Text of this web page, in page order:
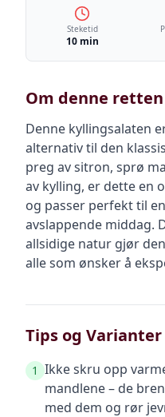
Steketid
10 min
Om denne retten
Denne kyllingsalaten
alternativ til den
preg av sitron, sprø
av kylling, er dette en
og passer perfekt til
avslappende middag.
allsidige natur gjør
alle som ønsker å
Tips og Varianter
1 Ikke skru opp
mandlene – de
med dem og rør